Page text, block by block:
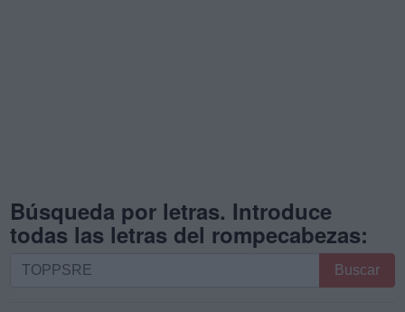
Búsqueda por letras. Introduce
todas las letras del rompecabezas:
Búsqueda
Buscar